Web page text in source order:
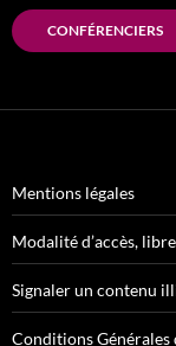
CONFÉRENCIERS
Mentions légales
Modalité d’accès,
Signaler un contenu
Conditions Générales